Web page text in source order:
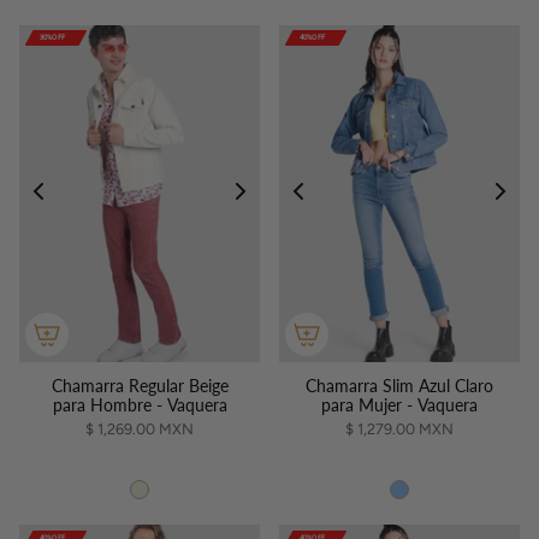
30%OFF
30%OFF
30%OFF
30%OFF
30%OFF
Chamarra Regular Beige
para Hombre - Vaquera
$ 1,269.00 MXN
40%OFF
40%OFF
40%OFF
40%OFF
40%OFF
Chamarra Slim Azul Claro
para Mujer - Vaquera
$ 1,279.00 MXN
40%OFF
40%OFF
40%OFF
40%OFF
40%OFF 40%OFF
40%OFF
40%OFF
40%OFF
40%OFF